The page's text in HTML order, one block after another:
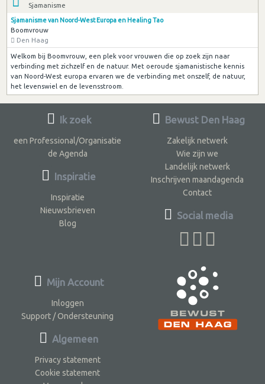
Sjamanisme
Sjamanisme van Noord-West Europa en Healing Tao
Boomvrouw
Den Haag
Welkom bij Boomvrouw, een plek voor vrouwen die op zoek zijn naar
verbinding met zichzelf en de natuur. Met oeroude sjamanistische kennis
van Noord-West europa ervaren we de verbinding met onszelf, de natuur,
het levenswiel en de levensstroom.
Ik zoek
een Professional/Organisatie
de Agenda
Inspiratie
Inspiratie
Nieuwsbrieven
Blog
Bewust Den Haag
Zakelijk netwerk
Wie zijn we
Landelijk netwerk
Inschrijven maandagenda
Contact
Social media
Mijn Account
Inloggen
Support / Ondersteuning
Algemeen
Privacy statement
Cookie statement